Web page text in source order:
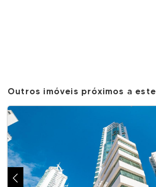
Outros imóveis próximos a este